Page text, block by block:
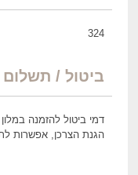
324
ביטול /
דמי ביטול להזמנה
הגנת הצרכן, אפשרות